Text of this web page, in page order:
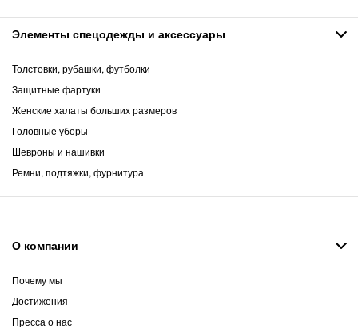
Элементы спецодежды и аксессуары
Толстовки, рубашки, футболки
Защитные фартуки
Женские халаты больших размеров
Головные уборы
Шевроны и нашивки
Ремни, подтяжки, фурнитура
О компании
Почему мы
Достижения
Пресса о нас